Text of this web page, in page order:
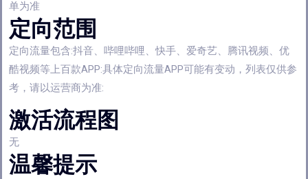
单为准
定向范围
定向流量包含:抖音、哔哩哔哩、快手、爱奇艺、腾讯视频、优
酷视频等上百款APP:具体定向流量APP可能有变动，列表仅供参
考，请以运营商为准:
激活流程图
无
温馨提示